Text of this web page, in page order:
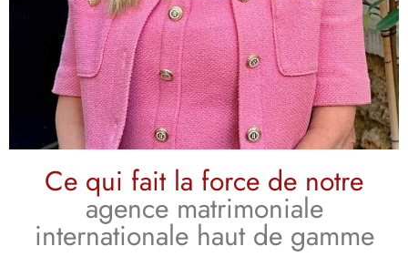
Ce qui fait la force de notre
agence matrimoniale
internationale haut de gamme